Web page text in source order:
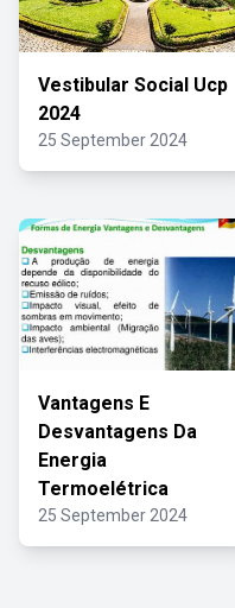
Vestibular Social Ucp
2024
25 September 2024
Vantagens E
Desvantagens Da
Energia
Termoelétrica
25 September 2024